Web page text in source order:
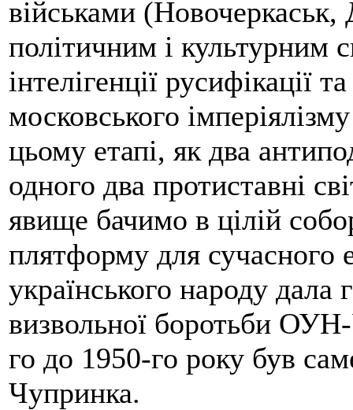
військами
політичним і культурним
інтелігенції русифікації
московського
цьому етапі, як два
одного два протиставні
явище бачимо в цілій
плятформу для сучасного
українського народу дала
визвольної боротьби
го до 1950-го року був
Чупринка.